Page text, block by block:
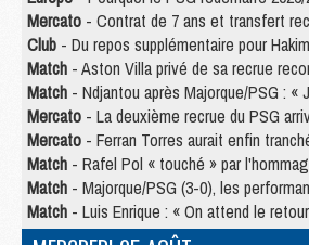
Mercato - Contrat de 7 ans et transfert record
Club - Du repos supplémentaire pour
Match - Aston Villa privé de sa recrue
Match - Ndjantou après Majorque/PSG : « Je ne
Mercato - La deuxième recrue du PSG
Mercato - Ferran Torres aurait enfin tranché
Match - Rafel Pol « touché » par l'hommage
Match - Majorque/PSG (3-0), les
Match - Luis Enrique : « On attend le retour